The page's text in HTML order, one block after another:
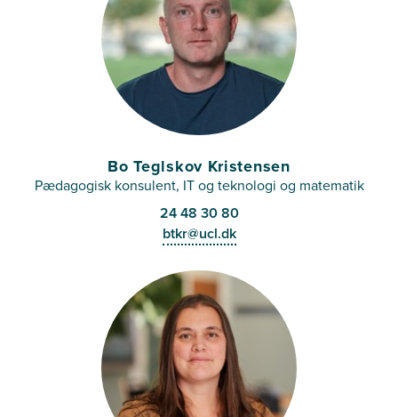
Bo Teglskov Kristensen
Pædagogisk konsulent, IT og teknologi og matematik
24 48 30 80
btkr@ucl.dk